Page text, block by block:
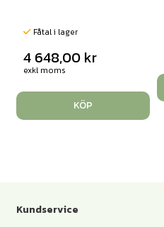
Fåtal i lager
4 648,00 kr
exkl moms
KÖP
Kundservice